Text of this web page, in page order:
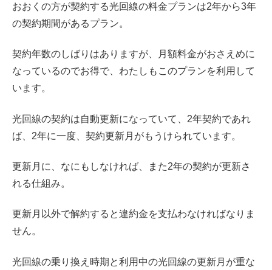
おおくの方が契約する光回線の料金プランは2年から3年
の契約期間があるプラン。
契約年数のしばりはありますが、月額料金がおさえめに
なっているのでお得で、わたしもこのプランを利用して
います。
光回線の契約は自動更新になっていて、2年契約であれ
ば、2年に一度、契約更新月がもうけられています。
更新月に、なにもしなければ、また2年の契約が更新さ
れる仕組み。
更新月以外で解約すると違約金を支払わなければなりま
せん。
光回線の乗り換え時期と利用中の光回線の更新月が重な